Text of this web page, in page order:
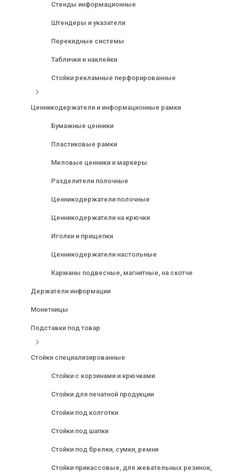
Стенды информационные
Штендеры и указатели
Перекидные системы
Таблички и наклейки
Стойки рекламные перфорированные
Ценникодержатели и информационные рамки
Бумажные ценники
Пластиковые рамки
Меловые ценники и маркеры
Разделители полочные
Ценникодержатели полочные
Ценникодержатели на крючки
Иголки и прищепки
Ценникодержатели настольные
Карманы подвесные, магнитные, на скотче
Держатели информации
Монетницы
Подставки под товар
Стойки специализированные
Стойки с корзинами и крючками
Стойки для печатной продукции
Стойки под колготки
Стойки под шапки
Стойки под брелки, сумки, ремни
Стойки прикассовые, для жевательных резинок,